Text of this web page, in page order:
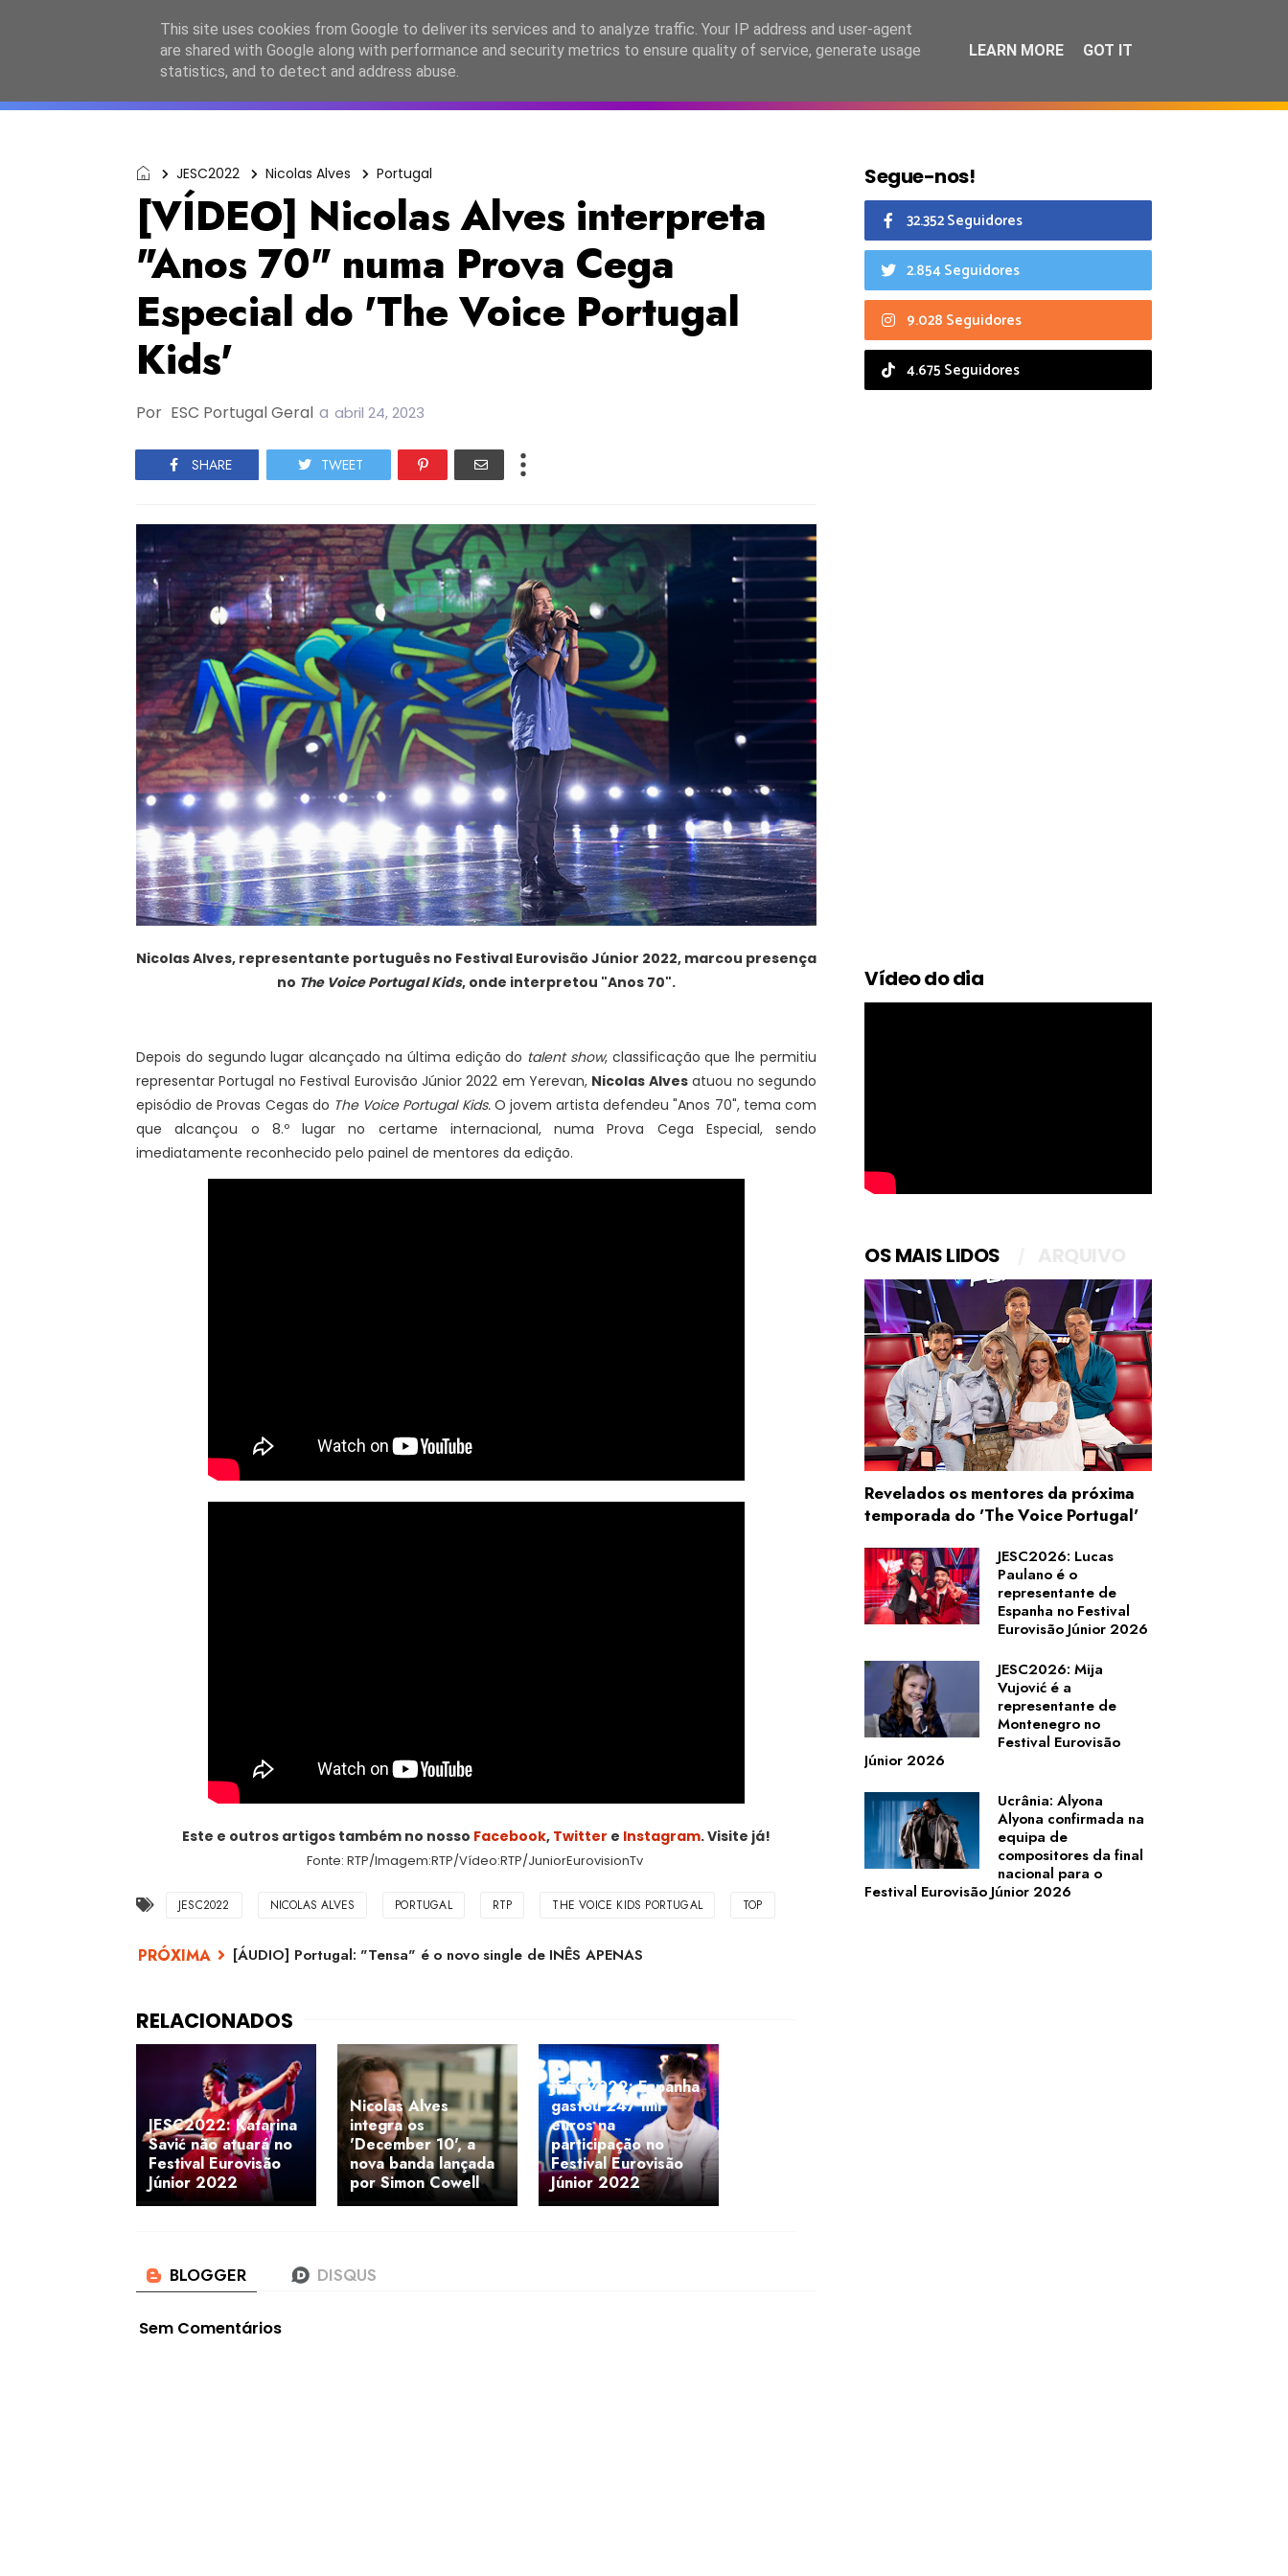
ESC2027 JESC2026 FC2026 EASC2026 PORTUGAL LANÇAMENTOS ESPECIAIS CALENDÁRIO
JESC2022 Nicolas Alves Portugal
[VÍDEO] Nicolas Alves interpreta
"Anos 70" numa Prova Cega
Especial do 'The Voice Portugal
Kids'
Por ESC Portugal Geral a abril 24, 2023
SHARE TWEET
Nicolas Alves, representante português no Festival Eurovisão Júnior 2022, marcou presença
no The Voice Portugal Kids, onde interpretou "Anos 70".
Depois do segundo lugar alcançado na última edição do talent show, classificação que lhe permitiu
representar Portugal no Festival Eurovisão Júnior 2022 em Yerevan, Nicolas Alvesatuou no segundo
episódio de Provas Cegas do The Voice Portugal Kids.O jovem artista defendeu "Anos 70", tema com
que alcançou o 8.º lugar no certame internacional, numa Prova Cega Especial, sendo
imediatamente reconhecido pelo painel de mentores da edição.
Este e outros artigos também no nosso Facebook, Twitter e Instagram. Visite já!
Fonte: RTP/Imagem:RTP/Vídeo:RTP/JuniorEurovisionTv
JESC2022 NICOLAS ALVES PORTUGAL RTP THE VOICE KIDS PORTUGAL TOP
[ÁUDIO] Portugal: "Tensa" é o novo single de INÊS APENAS
JESC2022: Katarina
Savić não atuará no
Festival Eurovisão
Júnior 2022
Nicolas Alves
integra os
'December 10', a
nova banda lançada
por Simon Cowell
JESC2022: Espanha
gastou 247 mil
euros na
participação no
Festival Eurovisão
Júnior 2022
Sem Comentários
Segue-nos!
32.352 Seguidores
2.854 Seguidores
9.028 Seguidores
4.675 Seguidores
Vídeo do dia
OS MAIS LIDOS
Revelados os mentores da próxima
temporada do 'The Voice Portugal'
JESC2026: Lucas
Paulano é o
representante de
Espanha no Festival
Eurovisão Júnior 2026
JESC2026: Mija
Vujović é a
representante de
Montenegro no
Festival Eurovisão
Júnior 2026
Ucrânia: Alyona
Alyona confirmada na
equipa de
compositores da final
nacional para o
Festival Eurovisão Júnior 2026
This site uses cookies from Google to deliver its services and to analyze traffic. Your IP address and user-agent
are shared with Google along with performance and security metrics to ensure quality of service, generate usage
statistics, and to detect and address abuse.
LEARN MORE GOT IT